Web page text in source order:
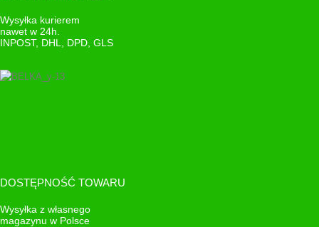
Wysyłka kurierem
nawet w 24h.
INPOST, DHL, DPD, GLS
DOSTĘPNOŚĆ TOWARU
Wysyłka z własnego
magazynu w Polsce